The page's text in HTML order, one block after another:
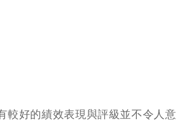
較好的績效表現與評級並不令人意